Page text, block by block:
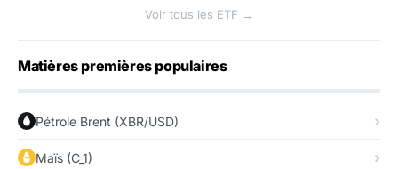
Voir tous les ETF →
Matières premières populaires
Pétrole Brent (XBR/USD)
Maïs (C_1)